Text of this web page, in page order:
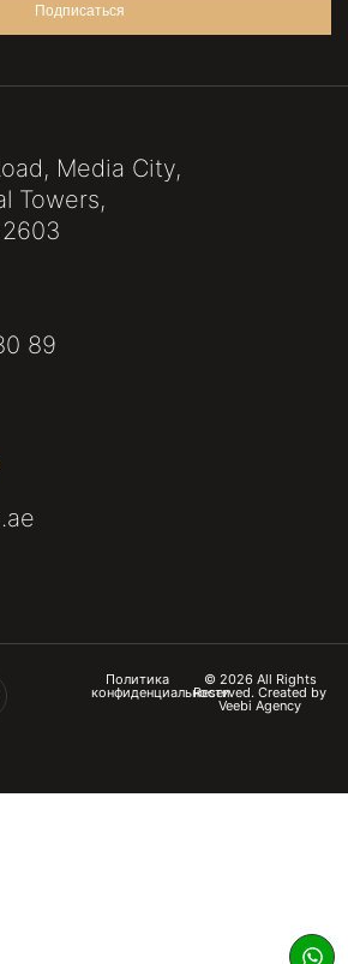
Подписаться
Media City,
Towers,
89
Политика
конфиденциальности
© 2026 All Rights
Reserved. Created by
Veebi Agency